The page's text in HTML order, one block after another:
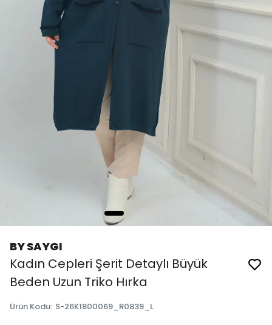
BY SAYGI
Kadın Cepleri Şerit Detaylı Büyük
Beden Uzun Triko Hırka
Ürün Kodu: S-26K1800069_R0839_L